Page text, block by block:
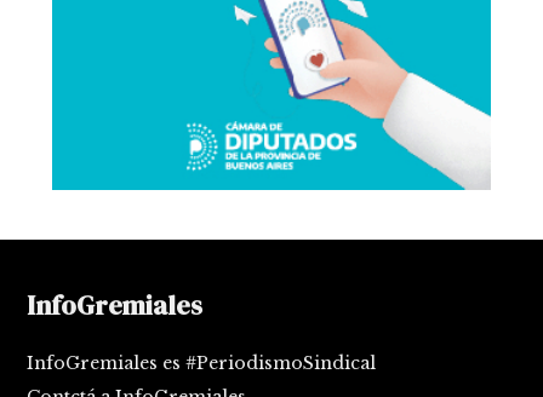
InfoGremiales
InfoGremiales es #PeriodismoSindical